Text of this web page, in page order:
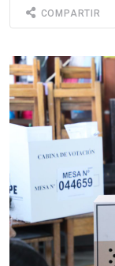
COMPARTIR